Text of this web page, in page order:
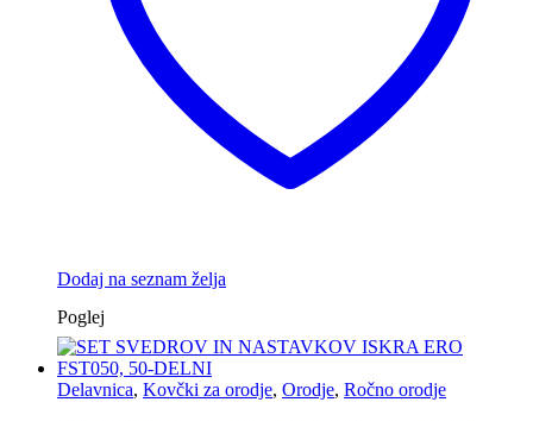
Dodaj na seznam želja
Poglej
Delavnica, Kovčki za orodje, Orodje, Ročno orodje